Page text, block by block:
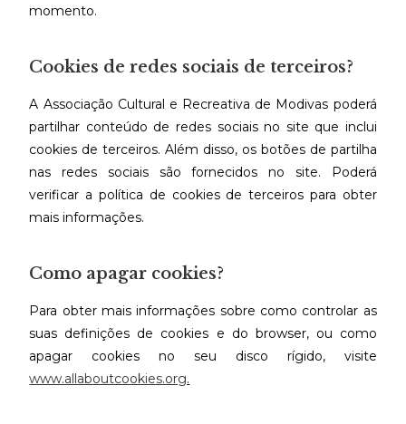
momento.
Cookies de redes sociais de terceiros?
A Associação Cultural e Recreativa de Modivas poderá
partilhar conteúdo de redes sociais no site que inclui
cookies de terceiros. Além disso, os botões de partilha
nas redes sociais são fornecidos no site. Poderá
verificar a política de cookies de terceiros para obter
mais informações.
Como apagar cookies?
Para obter mais informações sobre como controlar as
suas definições de cookies e do browser, ou como
apagar cookies no seu disco rígido, visite
www.allaboutcookies.org.